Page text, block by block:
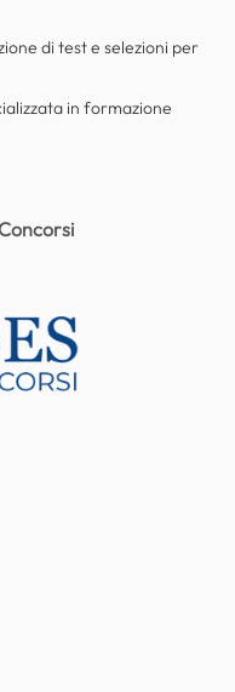
di test e selezioni per
in formazione